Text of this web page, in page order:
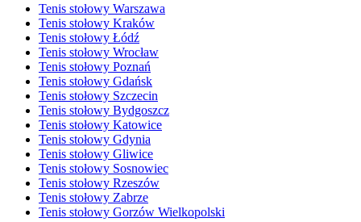
Tenis stołowy Warszawa
Tenis stołowy Kraków
Tenis stołowy Łódź
Tenis stołowy Wrocław
Tenis stołowy Poznań
Tenis stołowy Gdańsk
Tenis stołowy Szczecin
Tenis stołowy Bydgoszcz
Tenis stołowy Katowice
Tenis stołowy Gdynia
Tenis stołowy Gliwice
Tenis stołowy Sosnowiec
Tenis stołowy Rzeszów
Tenis stołowy Zabrze
Tenis stołowy Gorzów Wielkopolski